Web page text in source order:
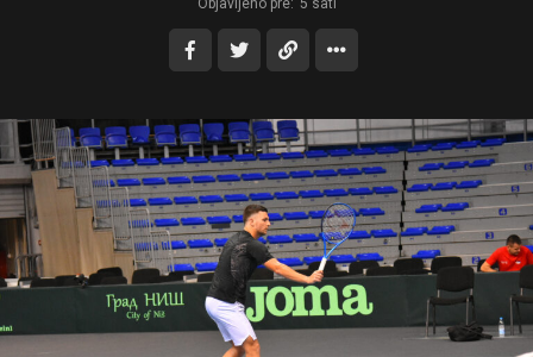
Objavljeno pre: 5 sati